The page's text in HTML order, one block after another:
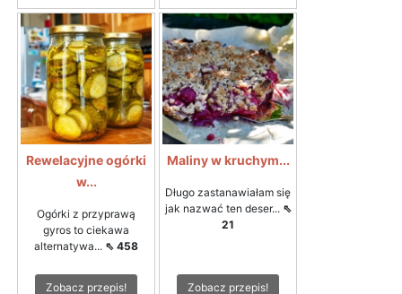
Rewelacyjne ogórki
w...
Ogórki z przyprawą
gyros to ciekawa
alternatywa... ⇖ 458
Zobacz przepis!
Maliny w kruchym...
Długo zastanawiałam się
jak nazwać ten deser... ⇖
21
Zobacz przepis!